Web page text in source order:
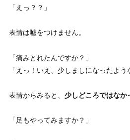
「えっ？？」
表情は嘘をつけません。
「痛みとれたんですか？」
「えっ！いえ、少しましになったよ
表情からみると、 少しどころではなか
「足もやってみますか？」